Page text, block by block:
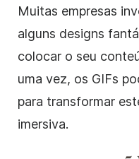
Muitas empresas
alguns designs
colocar o seu
uma vez, os GIFs
para transformar
imersiva.